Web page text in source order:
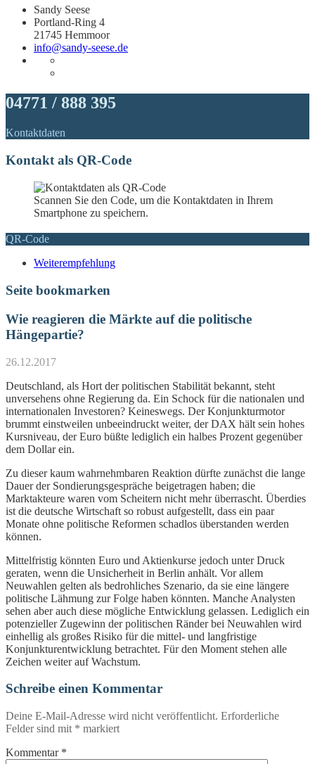
Sandy Seese
Portland-Ring 4
21745 Hemmoor
info@sandy-seese.de
04771 / 888 395
Kontaktdaten
Kontakt als QR-Code
Scannen Sie den Code, um die Kontaktdaten in Ihrem
Smartphone zu speichern.
QR-Code
Weiterempfehlung
Seite bookmarken
Wie reagieren die Märkte auf die politische
Hängepartie?
26.12.2017
Deutschland, als Hort der politischen Stabilität bekannt, steht
unversehens ohne Regierung da. Ein Schock für die nationalen und
internationalen Investoren? Keineswegs. Der Konjunkturmotor
brummt einstweilen unbeeindruckt weiter, der DAX hält sein hohes
Kursniveau, der Euro büßte lediglich ein halbes Prozent gegenüber
dem Dollar ein.
Zu dieser kaum wahrnehmbaren Reaktion dürfte zunächst die lange
Dauer der Sondierungsgespräche beigetragen haben; die
Marktakteure waren vom Scheitern nicht mehr überrascht. Überdies
ist die deutsche Wirtschaft so robust aufgestellt, dass ein paar
Monate ohne politische Reformen schadlos überstanden werden
können.
Mittelfristig könnten Euro und Aktienkurse jedoch unter Druck
geraten, wenn die Unsicherheit in Berlin anhält. Vor allem
Neuwahlen gelten als bedrohliches Szenario, da sie eine längere
politische Lähmung zur Folge haben könnten. Manche Analysten
sehen aber auch diese mögliche Entwicklung gelassen. Lediglich ein
potenzieller Zugewinn der politischen Ränder bei Neuwahlen wird
einhellig als großes Risiko für die mittel- und langfristige
Konjunkturentwicklung betrachtet. Für den Moment stehen alle
Zeichen weiter auf Wachstum.
Schreibe einen Kommentar
Deine E-Mail-Adresse wird nicht veröffentlicht. Erforderliche
Felder sind mit * markiert
Kommentar *